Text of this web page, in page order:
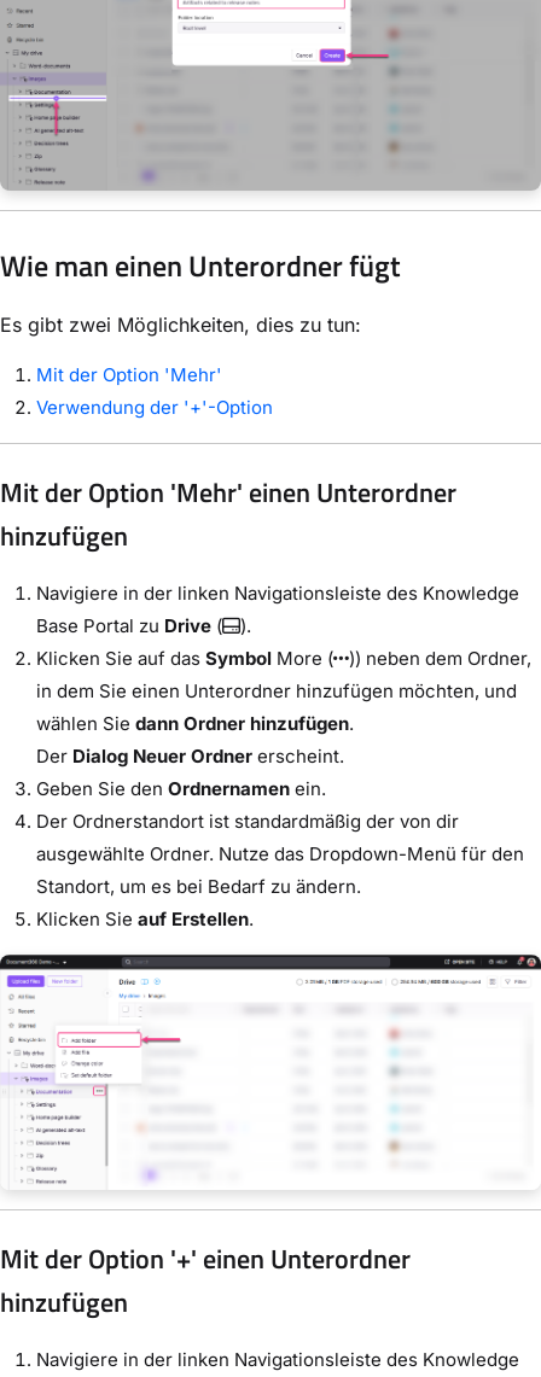
Wie man einen Unterordner fügt
Es gibt zwei Möglichkeiten, dies zu tun:
Mit der Option 'Mehr'
Verwendung der '+'-Option
Mit der Option 'Mehr' einen Unterordner
hinzufügen
Navigiere in der linken Navigationsleiste des Knowledge
Base Portal zu Drive (
).
Klicken Sie auf das Symbol More (
)) neben dem Ordner,
in dem Sie einen Unterordner hinzufügen möchten, und
wählen Sie dann Ordner hinzufügen.
Der Dialog Neuer Ordner erscheint.
Geben Sie den Ordnernamen ein.
Der Ordnerstandort ist standardmäßig der von dir
ausgewählte Ordner. Nutze das Dropdown-Menü für den
Standort, um es bei Bedarf zu ändern.
Klicken Sie auf Erstellen.
Mit der Option '+' einen Unterordner
hinzufügen
Navigiere in der linken Navigationsleiste des Knowledge